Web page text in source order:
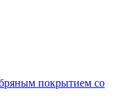
покрытием cо